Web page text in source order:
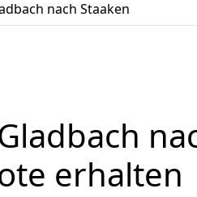
nach Staaken
erhalten